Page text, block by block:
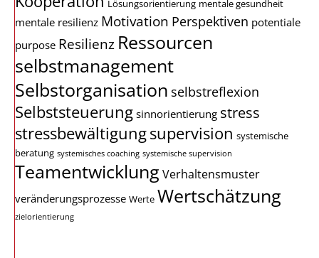
Lösungsorientierung mentale gesundheit
mentale resilienz Motivation Perspektiven potentiale
purpose Resilienz Ressourcen
selbstmanagement
Selbstorganisation selbstreflexion
Selbststeuerung sinnorientierung stress
stressbewältigungsupervision systemische
beratung systemisches coaching systemische supervision
Teamentwicklung Verhaltensmuster
veränderungsprozesse Werte Wertschätzung
zielorientierung